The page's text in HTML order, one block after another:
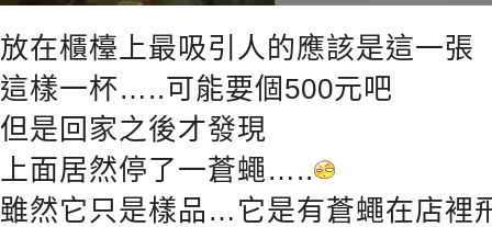
放在櫃檯上最吸引人的應該是這一張
這樣一杯…..可能要個500元吧
但是回家之後才發現
上面居然停了一蒼蠅…..
雖然它只是樣品…它是有蒼蠅在店裡